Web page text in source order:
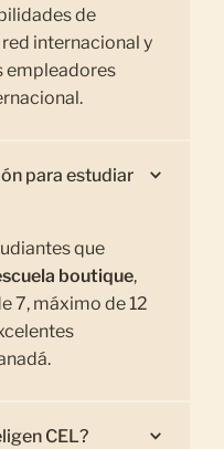
de
internacional y
empleadores
para estudiar
que
boutique,
7, máximo de 12
CEL?